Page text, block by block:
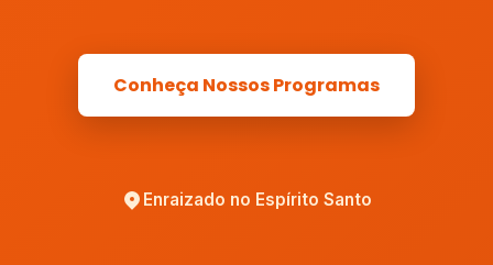
Conheça Nossos Programas
Enraizado no Espírito Santo